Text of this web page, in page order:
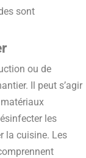
sont
ou de
Il peut s’agir
les
la cuisine. Les